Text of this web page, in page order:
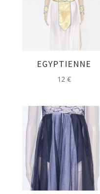
EGYPTIENNE
12 €